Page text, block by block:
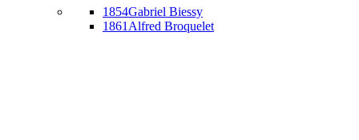
1854Gabriel Biessy
1861 Alfred Broquelet